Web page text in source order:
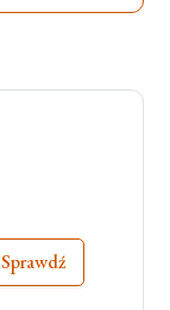
Sprawdź